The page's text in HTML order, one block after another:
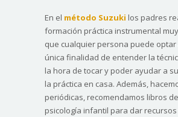
En el método Suzuki los padres
formación práctica instrumental
que cualquier persona puede optar
única finalidad de entender la
la hora de tocar y poder ayudar a
la práctica en casa. Además,
periódicas, recomendamos libros
psicología infantil para dar recursos